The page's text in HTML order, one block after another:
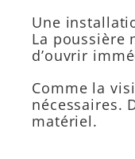
Une
La poussière
d’ouvrir
Comme la
nécessaires.
matériel.